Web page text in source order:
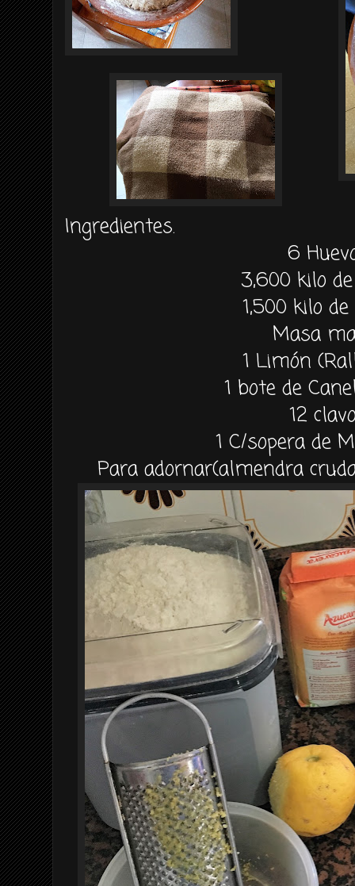
Ingredientes.
6
3,600 kilo
1,500 kilo
Masa
1 Limón
1 bote de
12
1 C/sopera de
Para adornar(almendra